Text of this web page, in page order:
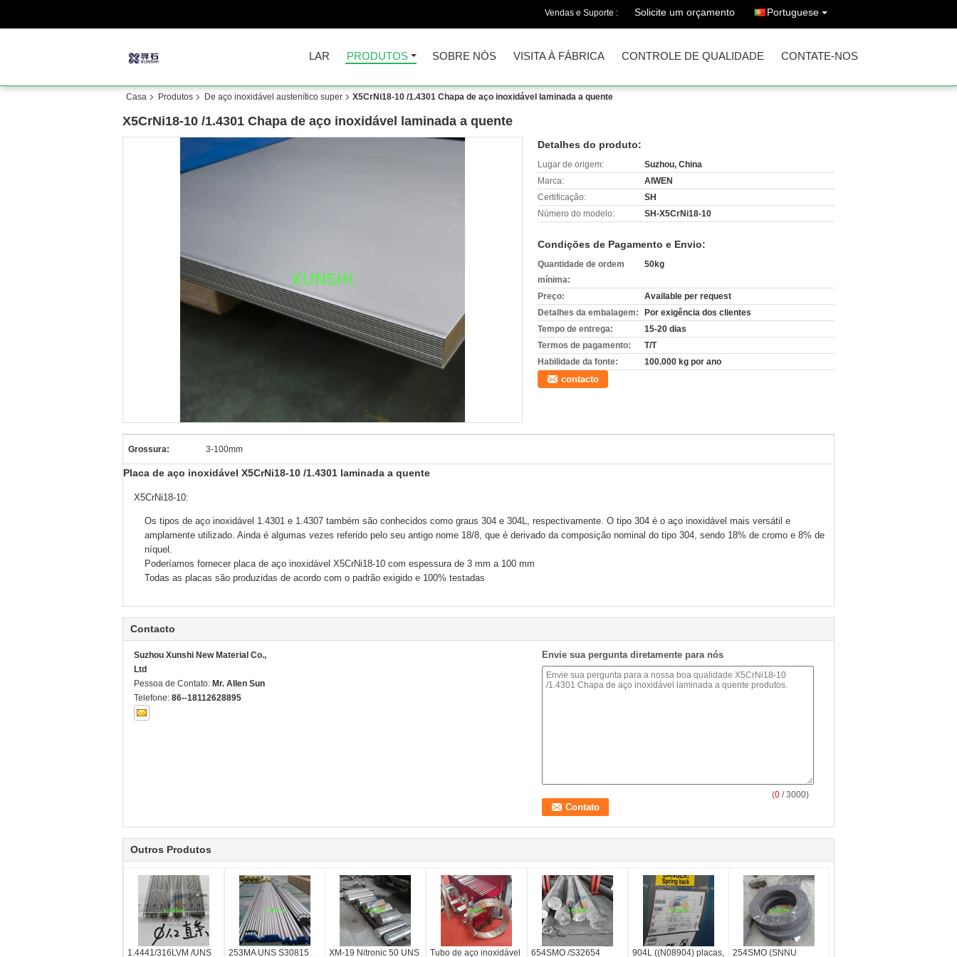
Vendas e Suporte : Solicite um orçamento Portuguese
LAR PRODUTOS SOBRE NÓS VISITA À FÁBRICA CONTROLE DE QUALIDADE CONTATE-NOS
Casa Produtos De aço inoxidável austenítico super X5CrNi18-10 /1.4301 Chapa de aço inoxidável laminada a quente
X5CrNi18-10 /1.4301 Chapa de aço inoxidável laminada a quente
Detalhes do produto:
Lugar de origem:
Suzhou, China
Marca:
AIWEN
Certificação:
SH
Número do modelo:
SH-X5CrNi18-10
Condições de Pagamento e Envio:
Quantidade de ordem
mínima:
50kg
Preço:
Available per request
Detalhes da embalagem:
Por exigência dos clientes
Tempo de entrega:
15-20 dias
Termos de pagamento:
T/T
Habilidade da fonte:
100.000 kg por ano
contacto
Grossura: 3-100mm
Placa de aço inoxidável X5CrNi18-10 /1.4301 laminada a quente
X5CrNi18-10:
Os tipos de aço inoxidável 1.4301 e 1.4307 também são conhecidos como graus 304 e 304L, respectivamente. O tipo 304 é o aço inoxidável mais versátil e
amplamente utilizado. Ainda é algumas vezes referido pelo seu antigo nome 18/8, que é derivado da composição nominal do tipo 304, sendo 18% de cromo e 8% de
níquel.
Poderíamos fornecer placa de aço inoxidável X5CrNi18-10 com espessura de 3 mm a 100 mm
Todas as placas são produzidas de acordo com o padrão exigido e 100% testadas
Contacto
Suzhou Xunshi New Material Co.,
Ltd
Pessoa de Contato: Mr. Allen Sun
Telefone: 86--18112628895
Envie sua pergunta diretamente para nós
(0 / 3000)
Outros Produtos
1.4441/316LVM /UNS 253MA UNS S30815 XM-19 Nitronic 50 UNS Tubo de aço inoxidável 654SMO /S32654 904L ((N08904) placas, 254SMO (SNNU